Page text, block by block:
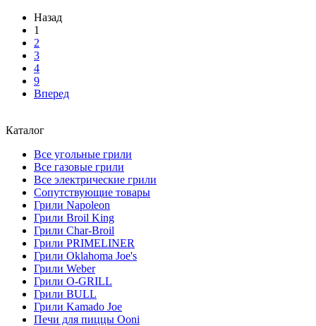
Назад
1
2
3
4
9
Вперед
Каталог
Все угольные грили
Все газовые грили
Все электрические грили
Сопутствующие товары
Грили Napoleon
Грили Broil King
Грили Char-Broil
Грили PRIMELINER
Грили Oklahoma Joe's
Грили Weber
Грили O-GRILL
Грили BULL
Грили Kamado Joe
Печи для пиццы Ooni